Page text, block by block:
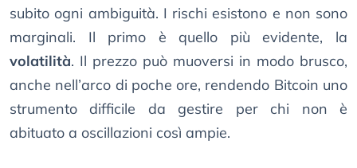
subito ogni ambiguità. I rischi esistono e non sono
marginali. Il primo è quello più evidente, la
volatilità. Il prezzo può muoversi in modo brusco,
anche nell’arco di poche ore, rendendo Bitcoin uno
strumento difficile da gestire per chi non è
abituato a oscillazioni così ampie.